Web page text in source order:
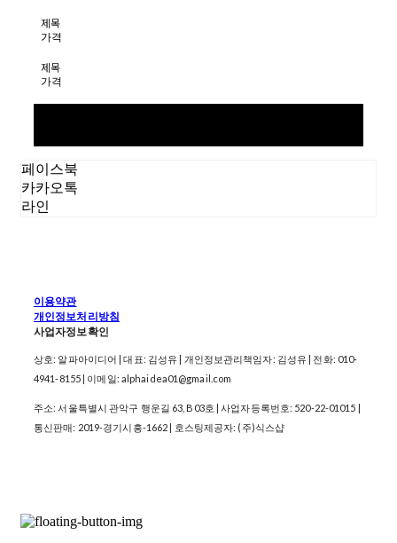
제목
가격
제목
가격
페이스북
카카오톡
라인
이용약관
개인정보처리방침
사업자정보확인
상호: 알파아이디어 | 대표: 김성유 | 개인정보관리책임자: 김성유 | 전화: 010-
4941-8155 | 이메일: alphaidea01@gmail.com
주소: 서울특별시 관악구 행운길 63, B03호 | 사업자등록번호: 520-22-01015
통신판매: 2019-경기시흥-1662 | 호스팅제공자: (주)식스샵